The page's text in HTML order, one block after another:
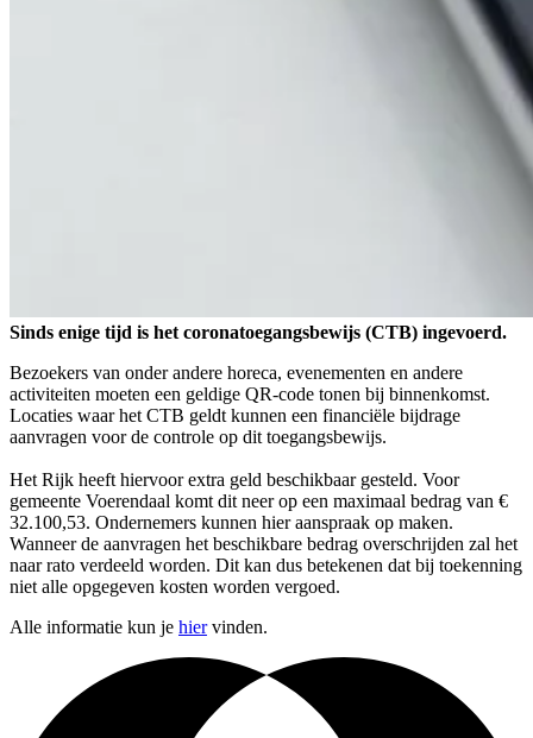
Sinds enige tijd is het coronatoegangsbewijs (CTB) ingevoerd.
Bezoekers van onder andere horeca, evenementen en andere
activiteiten moeten een geldige QR-code tonen bij binnenkomst.
Locaties waar het CTB geldt kunnen een financiële bijdrage
aanvragen voor de controle op dit toegangsbewijs.
Het Rijk heeft hiervoor extra geld beschikbaar gesteld. Voor
gemeente Voerendaal komt dit neer op een maximaal bedrag van €
32.100,53. Ondernemers kunnen hier aanspraak op maken.
Wanneer de aanvragen het beschikbare bedrag overschrijden zal het
naar rato verdeeld worden. Dit kan dus betekenen dat bij toekenning
niet alle opgegeven kosten worden vergoed.
Alle informatie kun je hiervinden.